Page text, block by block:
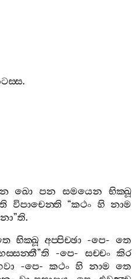
.
ඛො පන සමයෙන
භික‍්ඛූ
විපාචෙන‍්ති “කථං හි නාම
”ති.
භික‍්ඛූ අප‍්පිච‍්ඡා -පෙ-තෙ
”ති -පෙ- සච‍්චං කිර
-පෙ- කථං හි නාම තෙ